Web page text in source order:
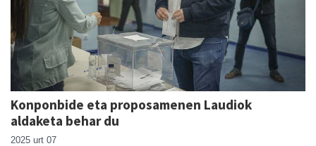
Konponbide eta proposamenen Laudiok
aldaketa behar du
2025 urt 07